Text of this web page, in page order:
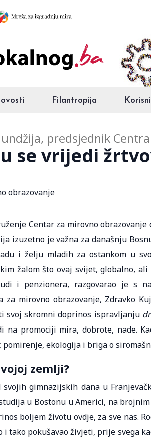
Filantropija
predsjednik
se vrijedi
Centar za mirovno
izuzetno je važna za današnju
i želju mladih za ostankom u
žalom što ovaj svijet, globalno,
i penzionera, razgovarao je s
za mirovno obrazovanje, Zdravko
svoj skromni doprinos ispravljanju
na promociji mira, dobrote, nade.
ekologija i briga o
zemlji?
svojih gimnazijskih dana u
u Bostonu u Americi, na
boljem životu ovdje, za sve nas.
i tako pokušavao živjeti, prije svega